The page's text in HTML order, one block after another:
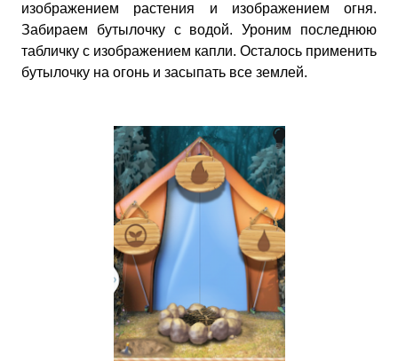
изображением растения и изображением огня.
Забираем бутылочку с водой. Уроним последнюю
табличку с изображением капли. Осталось применить
бутылочку на огонь и засыпать все землей.